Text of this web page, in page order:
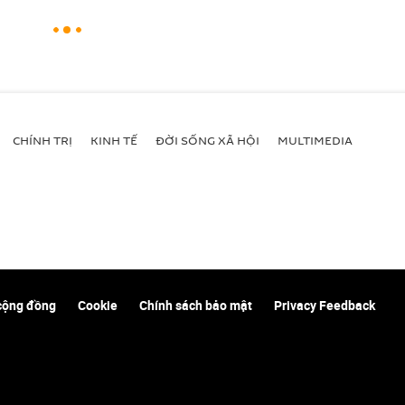
CHÍNH TRỊ KINH TẾ ĐỜI SỐNG XÃ HỘI MULTIMEDIA
đồng Cookie Chính sách bảo mật Privacy Feedback